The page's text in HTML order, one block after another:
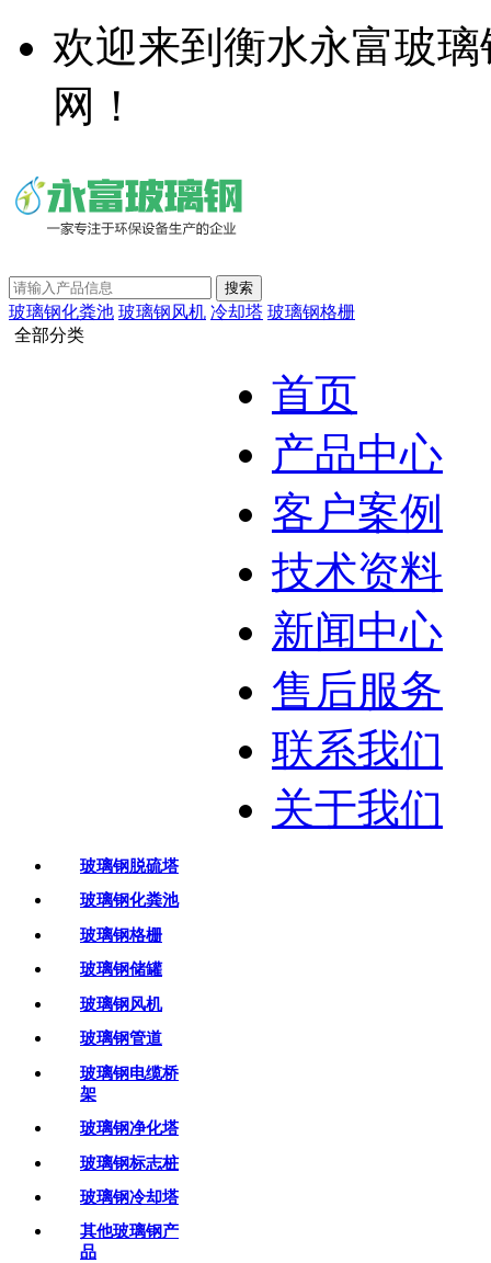
欢迎来到衡水永富玻
网！
玻璃钢化粪池 玻璃钢风机 冷却塔 玻璃钢格栅
全部分类
首页
产品中心
客户案例
技术资料
新闻中心
售后服务
联系我们
关于我们
玻璃钢脱硫塔
玻璃钢化粪池
玻璃钢格栅
玻璃钢储罐
玻璃钢风机
玻璃钢管道
玻璃钢电缆桥
架
玻璃钢净化塔
玻璃钢标志桩
玻璃钢冷却塔
其他玻璃钢产
品